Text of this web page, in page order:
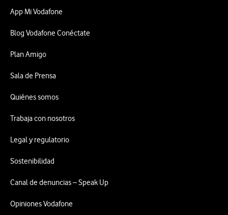
App Mi Vodafone
Blog Vodafone Conéctate
Plan Amigo
Sala de Prensa
Quiénes somos
Trabaja con nosotros
Legal y regulatorio
Sostenibilidad
Canal de denuncias – Speak Up
Opiniones Vodafone